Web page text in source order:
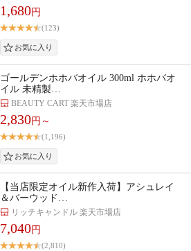
1,680円
(123)
ゴールデンホホバオイル 300ml ホホバオ
イル 未精製…
BEAUTY CART 楽天市場店
2,830円～
(1,196)
【当店限定オイル新作入荷】アシュレイ
＆バーウッド…
リッチキャンドル 楽天市場店
7,040円
(2,810)